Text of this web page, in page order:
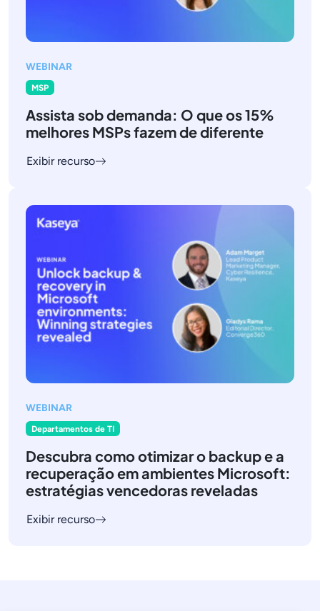
WEBINAR
MSP
Assista sob demanda: O que os 15%
melhores MSPs fazem de diferente
Exibir recurso
WEBINAR
Departamentos de TI
Descubra como otimizar o backup e a
recuperação em ambientes Microsoft:
estratégias vencedoras reveladas
Exibir recurso